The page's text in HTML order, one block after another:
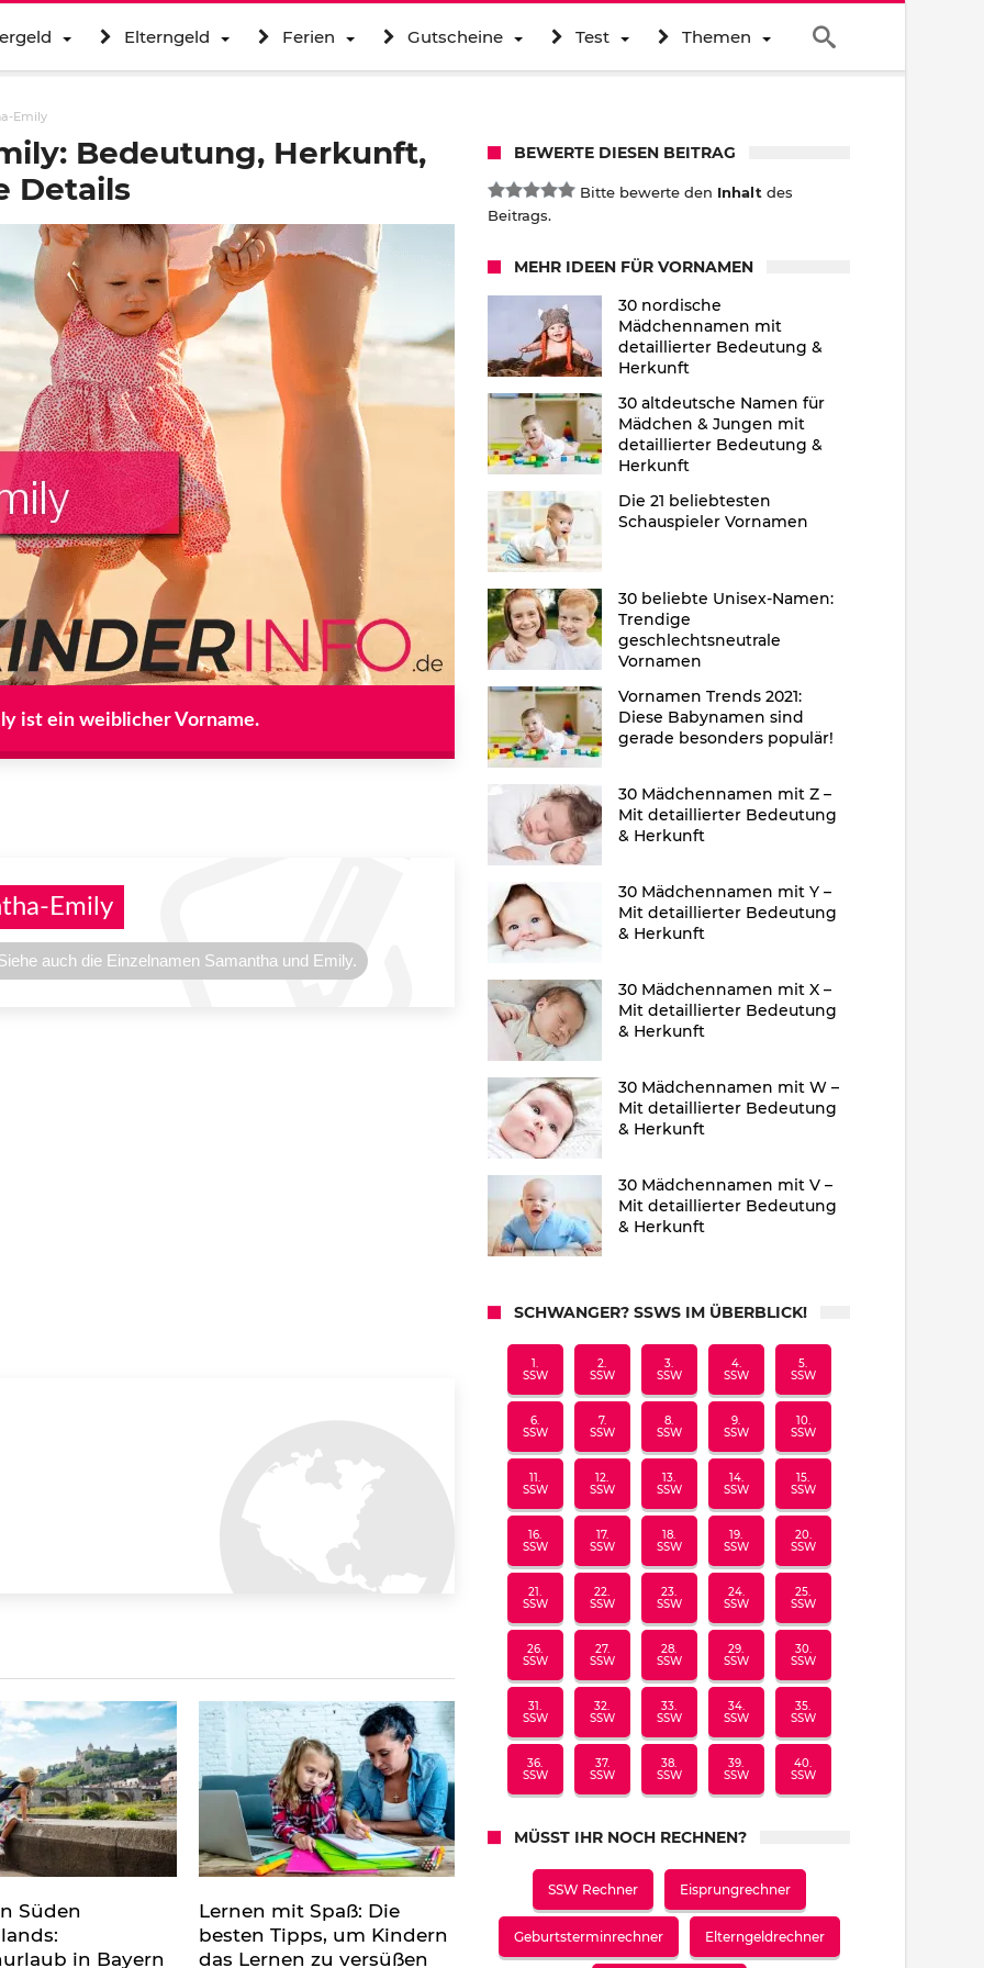
Elterngeld Ferien Gutscheine Test Themen
Emily
Bedeutung, Herkunft,
Details
ist ein weiblicher Vorname.
Emily
auch die Einzelnamen Samantha und Emily.
Süden
in Bayern
Lernen mit Spaß: Die
besten Tipps, um Kindern
das Lernen zu versüßen
BEWERTE DIESEN BEITRAG
Bitte bewerte den Inhalt des
Beitrags.
MEHR IDEEN FÜR VORNAMEN
30 nordische
Mädchennamen mit
detaillierter Bedeutung &
Herkunft
30 altdeutsche Namen für
Mädchen & Jungen mit
detaillierter Bedeutung &
Herkunft
Die 21 beliebtesten
Schauspieler Vornamen
30 beliebte Unisex-Namen:
Trendige
geschlechtsneutrale
Vornamen
Vornamen Trends 2021:
Diese Babynamen sind
gerade besonders populär!
30 Mädchennamen mit Z –
Mit detaillierter Bedeutung
& Herkunft
30 Mädchennamen mit Y –
Mit detaillierter Bedeutung
& Herkunft
30 Mädchennamen mit X –
Mit detaillierter Bedeutung
& Herkunft
30 Mädchennamen mit W –
Mit detaillierter Bedeutung
& Herkunft
30 Mädchennamen mit V –
Mit detaillierter Bedeutung
& Herkunft
SCHWANGER? SSWS IM ÜBERBLICK!
1.
SSW
2.
SSW
3.
SSW
4.
SSW
5.
SSW
6.
SSW
7.
SSW
8.
SSW
9.
SSW
10.
SSW
11.
SSW
12.
SSW
13.
SSW
14.
SSW
15.
SSW
16.
SSW
17.
SSW
18.
SSW
19.
SSW
20.
SSW
21.
SSW
22.
SSW
23.
SSW
24.
SSW
25.
SSW
26.
SSW
27.
SSW
28.
SSW
29.
SSW
30.
SSW
31.
SSW
32.
SSW
33.
SSW
34.
SSW
35.
SSW
36.
SSW
37.
SSW
38.
SSW
39.
SSW
40.
SSW
MÜSST IHR NOCH RECHNEN?
SSW Rechner Eisprungrechner
Geburtsterminrechner Elterngeldrechner